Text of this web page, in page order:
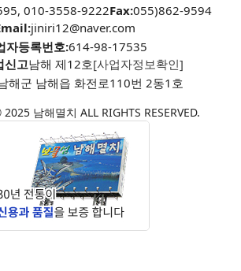
010-3558-9222Fax:055)862-9594
jiniri12@naver.com
자등록번호:614-98-17535
신고남해 제12호[사업자정보확인]
해군 남해읍 화전로110번 2동1호
남해멸치 ALL RIGHTS RESERVED.